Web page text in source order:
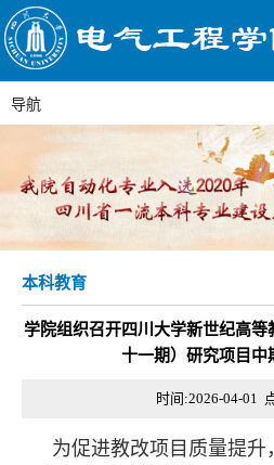
导航
本科教育
学院组织召开四川大学新世纪高
十一期）研究项目中
时间:2026-04-01
为促进教改项目质量提升